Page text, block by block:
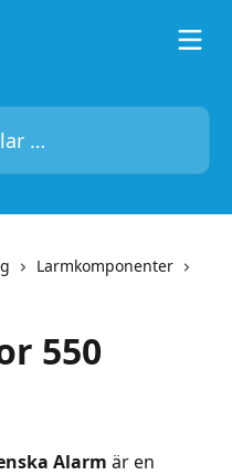
Larmkomponenter
550
Alarm är en